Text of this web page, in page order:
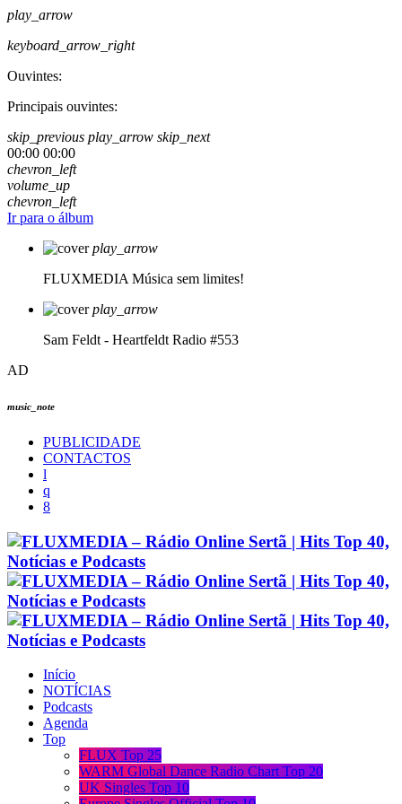
play_arrow
keyboard_arrow_right
Ouvintes:
Principais ouvintes:
skip_previous play_arrow skip_next
00:00 00:00
chevron_left
volume_up
chevron_left
Ir para o álbum
play_arrow
FLUXMEDIA Música sem limites!
play_arrow
Sam Feldt - Heartfeldt Radio #553
AD
music_note
PUBLICIDADE
CONTACTOS
Início
NOTÍCIAS
Podcasts
Agenda
Top
FLUX Top 25
WARM Global Dance Radio Chart Top 20
UK Singles Top 10